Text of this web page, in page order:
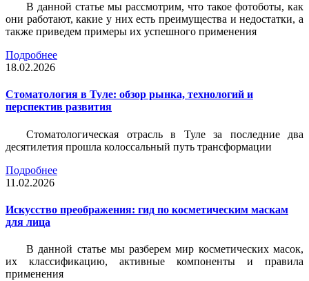
В данной статье мы рассмотрим, что такое фотоботы, как
они работают, какие у них есть преимущества и недостатки, а
также приведем примеры их успешного применения
Подробнее
18.02.2026
Стоматология в Туле: обзор рынка, технологий и
перспектив развития
Стоматологическая отрасль в Туле за последние два
десятилетия прошла колоссальный путь трансформации
Подробнее
11.02.2026
Искусство преображения: гид по косметическим маскам
для лица
В данной статье мы разберем мир косметических масок,
их классификацию, активные компоненты и правила
применения